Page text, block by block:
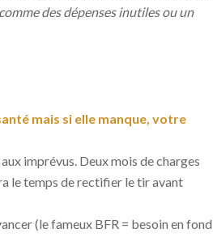
des dépenses inutiles ou un
mais si elle manque, votre
imprévus. Deux mois de charges
le temps de rectifier le tir avant
(le fameux BFR = besoin en fond